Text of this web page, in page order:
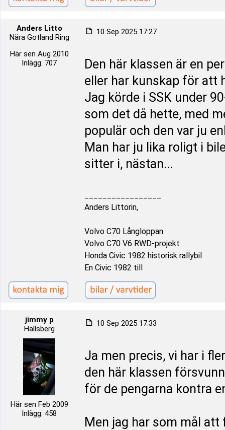
Anders Litto
Nära Gotland Ring
Här sen Aug 2010
Inlägg: 707
10 Sep 2025 17:27
Den här klassen är en
eller har kunskap för att
Jag körde i SSK under
som det då hette, med
populär och den var ju
Man har ju lika roligt i
sitter i, nästan...
Anders Littorin,
Volvo C70 Långloppan
Volvo C70 V6 RWD-projekt
Honda Civic 1982 historisk rallybil
En Civic 1982 till
jimmy p
Hallsberg
Här sen Feb 2009
Inlägg: 458
10 Sep 2025 17:33
Ja men precis, vi har i
den här klassen
för de pengarna kontra
Men jag har som mål